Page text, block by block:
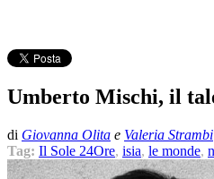
Umberto Mischi, il
di Giovanna Olita e Valeria Strambi
Tag: Il Sole 24Ore, isia, le monde,